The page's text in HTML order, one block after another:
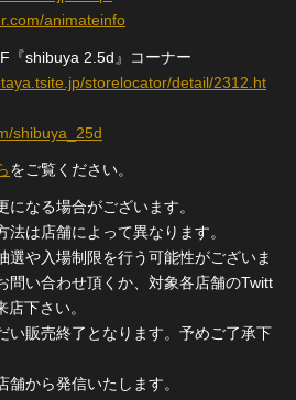
animateinfo
『shibuya 2.5d』コーナー
storelocator/detail/2312.ht
shibuya_25d
をご覧ください。
なる場合がございます。
は店舗によって異なります。
や入場制限を行う可能性がございま
問い合わせ頂くか、対象各店舗のTwitt
下さい。
い販売終了となります。予めご了承下
から発信いたします。